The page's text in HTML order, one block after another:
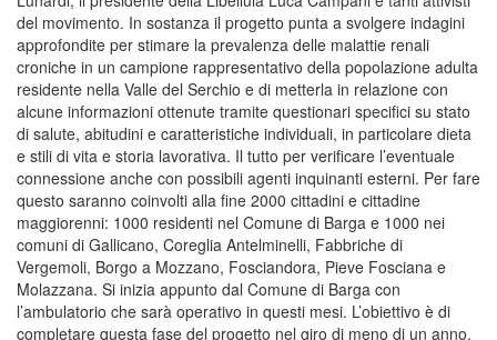
del movimento. In sostanza il progetto punta a svolgere indagini
approfondite per stimare la prevalenza delle malattie renali
croniche in un campione rappresentativo della popolazione adulta
residente nella Valle del Serchio e di metterla in relazione con
alcune informazioni ottenute tramite questionari specifici su stato
di salute, abitudini e caratteristiche individuali, in particolare dieta
e stili di vita e storia lavorativa. Il tutto per verificare l’eventuale
connessione anche con possibili agenti inquinanti esterni. Per fare
questo saranno coinvolti alla fine 2000 cittadini e cittadine
maggiorenni: 1000 residenti nel Comune di Barga e 1000 nei
comuni di Gallicano, Coreglia Antelminelli, Fabbriche di
Vergemoli, Borgo a Mozzano, Fosciandora, Pieve Fosciana e
Molazzana. Si inizia appunto dal Comune di Barga con
l’ambulatorio che sarà operativo in questi mesi. L’obiettivo è di
completare questa fase del progetto nel giro di meno di un anno.